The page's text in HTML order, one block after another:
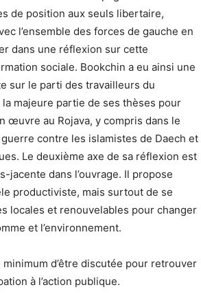
de position aux seuls libertaire,
l’ensemble des forces de gauche en
dans une réflexion sur cette
sociale. Bookchin a eu ainsi une
sur le parti des travailleurs du
majeure partie de ses thèses pour
œuvre au Rojava, y compris dans le
contre les islamistes de Daech et
Le deuxième axe de sa réflexion est
jacente dans l’ouvrage. Il propose
productiviste, mais surtout de se
locales et renouvelables pour changer
et l’environnement.
d’être discutée pour retrouver
à l’action publique.